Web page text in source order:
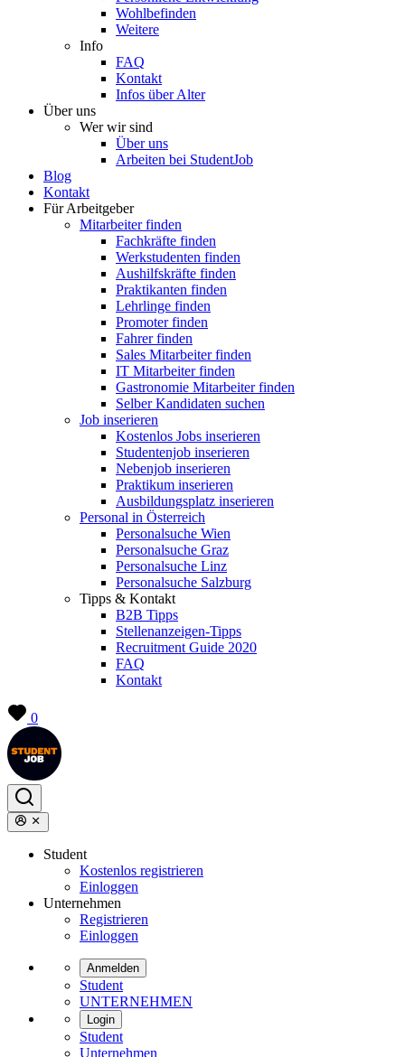
Wohlbefinden
Weitere
Info
FAQ
Kontakt
Infos über Alter
Über uns
Wer wir sind
Über uns
Arbeiten bei StudentJob
Blog
Kontakt
Für Arbeitgeber
Mitarbeiter finden
Fachkräfte finden
Werkstudenten finden
Aushilfskräfte finden
Praktikanten finden
Lehrlinge finden
Promoter finden
Fahrer finden
Sales Mitarbeiter finden
IT Mitarbeiter finden
Gastronomie Mitarbeiter finden
Selber Kandidaten suchen
Job inserieren
Kostenlos Jobs inserieren
Studentenjob inserieren
Nebenjob inserieren
Praktikum inserieren
Ausbildungsplatz inserieren
Personal in Österreich
Personalsuche Wien
Personalsuche Graz
Personalsuche Linz
Personalsuche Salzburg
Tipps & Kontakt
B2B Tipps
Stellenanzeigen-Tipps
Recruitment Guide 2020
FAQ
Kontakt
0
Student
Kostenlos registrieren
Einloggen
Unternehmen
Registrieren
Einloggen
Anmelden
Student
UNTERNEHMEN
Login
Student
Unternehmen